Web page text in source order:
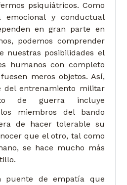
psiquiátricos. Como
emocional y conductual
en gran parte en
podemos comprender
nuestras posibilidades el
humanos con completo
meros objetos. Así,
del entrenamiento militar
de guerra incluye
miembros del bando
de hacer tolerable su
que el otro, tal como
se hace mucho más
puente de empatía que